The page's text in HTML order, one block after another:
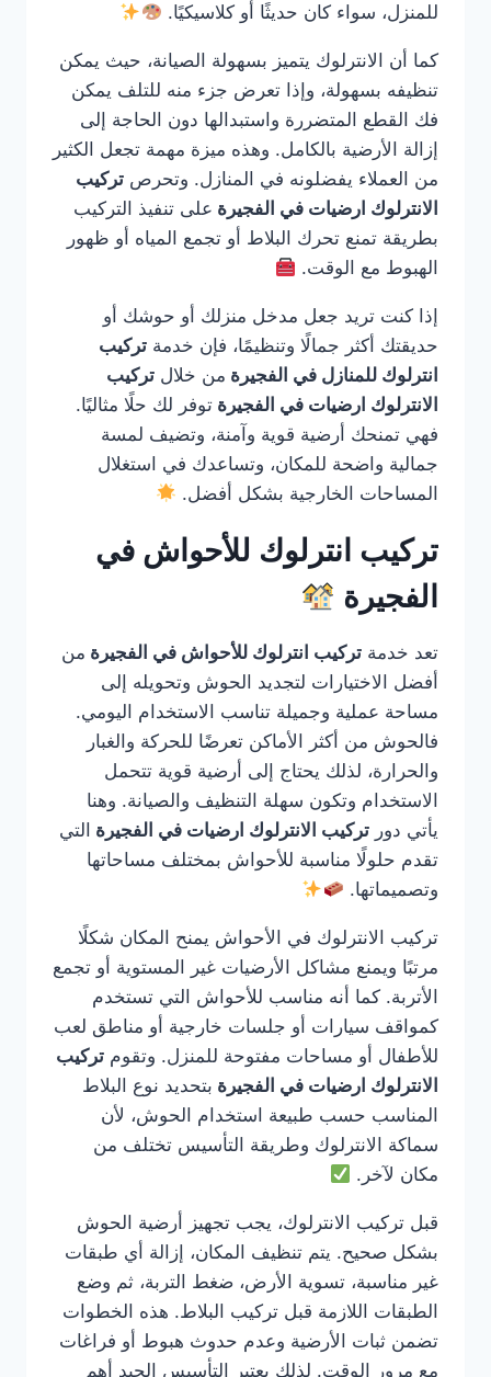
للمنزل، سواء كان حديثًا أو كلاسيكيًا.
كما أن الانترلوك يتميز بسهولة الصيانة، حيث يمكن
تنظيفه بسهولة، وإذا تعرض جزء منه للتلف يمكن
فك القطع المتضررة واستبدالها دون الحاجة إلى
إزالة الأرضية بالكامل. وهذه ميزة مهمة تجعل الكثير
من العملاء يفضلونه في المنازل. وتحرص تركيب
الانترلوك ارضيات في الفجيرة على تنفيذ التركيب
بطريقة تمنع تحرك البلاط أو تجمع المياه أو ظهور
الهبوط مع الوقت.
إذا كنت تريد جعل مدخل منزلك أو حوشك أو
حديقتك أكثر جمالًا وتنظيمًا، فإن خدمة تركيب
انترلوك للمنازل في الفجيرة من خلال تركيب
الانترلوك ارضيات في الفجيرة توفر لك حلًا مثاليًا.
فهي تمنحك أرضية قوية وآمنة، وتضيف لمسة
جمالية واضحة للمكان، وتساعدك في استغلال
المساحات الخارجية بشكل أفضل.
تركيب انترلوك للأحواش في
الفجيرة
تعد خدمة تركيب انترلوك للأحواش في الفجيرة من
أفضل الاختيارات لتجديد الحوش وتحويله إلى
مساحة عملية وجميلة تناسب الاستخدام اليومي.
فالحوش من أكثر الأماكن تعرضًا للحركة والغبار
والحرارة، لذلك يحتاج إلى أرضية قوية تتحمل
الاستخدام وتكون سهلة التنظيف والصيانة. وهنا
يأتي دور تركيب الانترلوك ارضيات في الفجيرة التي
تقدم حلولًا مناسبة للأحواش بمختلف مساحاتها
وتصميماتها.
تركيب الانترلوك في الأحواش يمنح المكان شكلًا
مرتبًا ويمنع مشاكل الأرضيات غير المستوية أو تجمع
الأتربة. كما أنه مناسب للأحواش التي تستخدم
كمواقف سيارات أو جلسات خارجية أو مناطق لعب
للأطفال أو مساحات مفتوحة للمنزل. وتقوم تركيب
الانترلوك ارضيات في الفجيرة بتحديد نوع البلاط
المناسب حسب طبيعة استخدام الحوش، لأن
سماكة الانترلوك وطريقة التأسيس تختلف من
مكان لآخر.
قبل تركيب الانترلوك، يجب تجهيز أرضية الحوش
بشكل صحيح. يتم تنظيف المكان، إزالة أي طبقات
غير مناسبة، تسوية الأرض، ضغط التربة، ثم وضع
الطبقات اللازمة قبل تركيب البلاط. هذه الخطوات
تضمن ثبات الأرضية وعدم حدوث هبوط أو فراغات
مع مرور الوقت. لذلك يعتبر التأسيس الجيد أهم